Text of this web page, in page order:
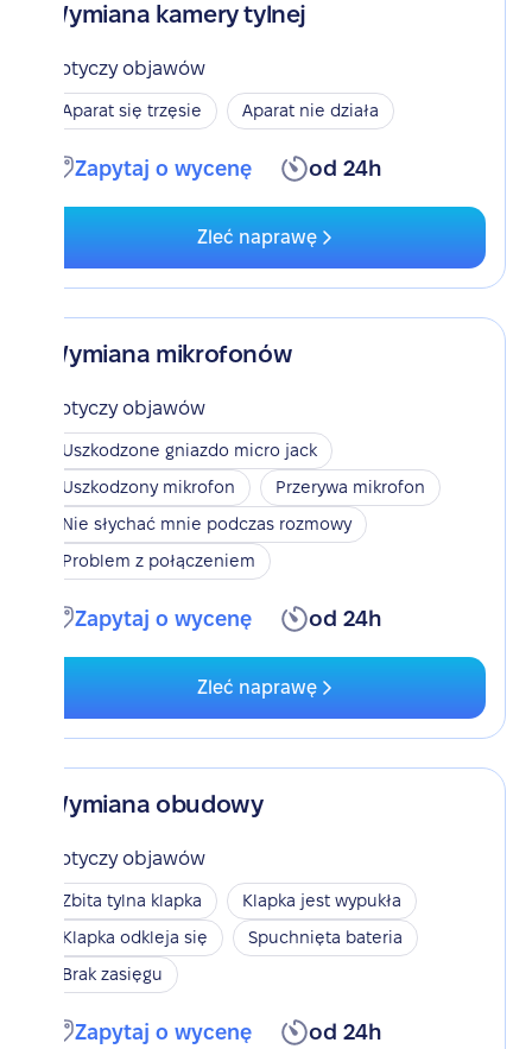
Wymiana kamery tylnej
Dotyczy objawów
Aparat się trzęsie Aparat nie działa
Zapytaj o wycenę od 24h
Zleć naprawę
Wymiana mikrofonów
Dotyczy objawów
Uszkodzone gniazdo micro jack
Uszkodzony mikrofon
Przerywa mikrofon
Nie słychać mnie podczas rozmowy
Problem z połączeniem
Zapytaj o wycenę od 24h
Zleć naprawę
Wymiana obudowy
Dotyczy objawów
Zbita tylna klapka
Klapka jest wypukła
Klapka odkleja się
Spuchnięta bateria
Brak zasięgu
Zapytaj o wycenę od 24h